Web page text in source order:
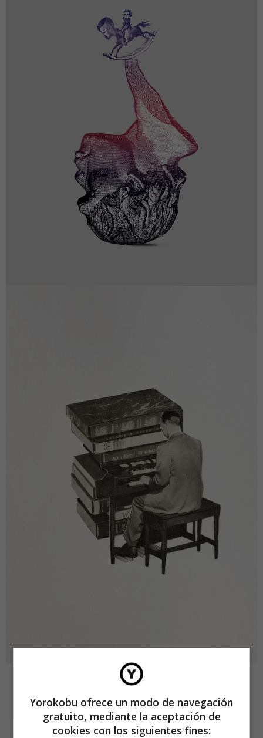
Yorokobu ofrece un modo de navegación
gratuito, mediante la aceptación de
cookies con los siguientes fines: